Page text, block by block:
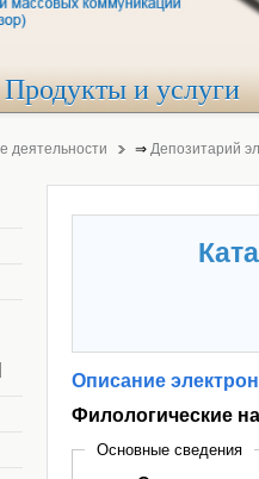
Продукты и услуги
деятельности ⇒ Депозитарий
Описание
Филологические
Основные сведения